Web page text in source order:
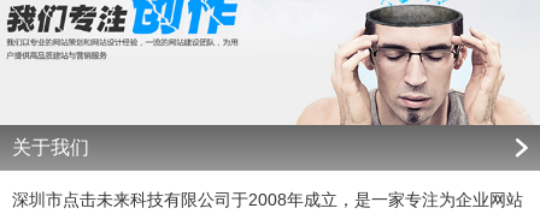
关于我们
深圳市点击未来科技有限公司于2008年成立，是一家专注为企业网站